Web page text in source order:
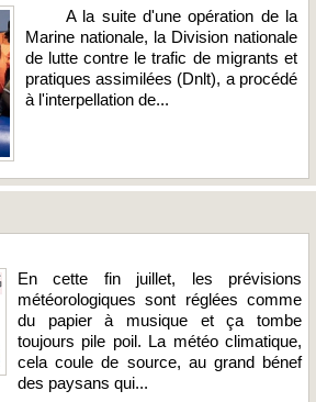
A la suite d'une opération de la
Marine nationale, la Division nationale
de lutte contre le trafic de migrants et
pratiques assimilées (Dnlt), a procédé
à l'interpellation de...
En cette fin juillet, les prévisions
météorologiques sont réglées comme
du papier à musique et ça tombe
toujours pile poil. La météo climatique,
cela coule de source, au grand bénef
des paysans qui...